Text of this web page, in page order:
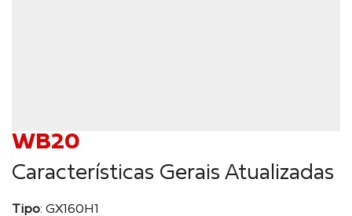
WB20
Características Gerais Atualizadas
Tipo: GX160H1